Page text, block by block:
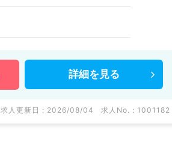
詳細を 見る
求人更新日 : 2026/08/04 求人No. : 1001182